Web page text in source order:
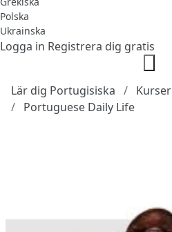
Polska
Ukrainska
Logga in Registrera dig gratis
Lär dig Portugisiska
Kurser
Portuguese Daily Life